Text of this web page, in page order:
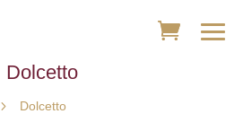
Dolcetto
5 Dolcetto